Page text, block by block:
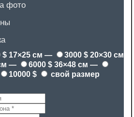
фото
$ 17×25 см — 3000 $ 20×30 см
— 6000 $ 36×48 см —
10000 $ свой размер